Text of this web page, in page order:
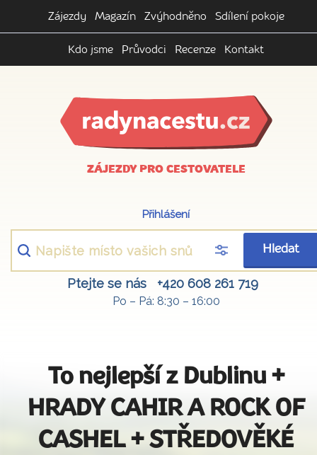
Zájezdy Magazín Zvýhodněno Sdílení pokoje
Kdo jsme Průvodci Recenze Kontakt
ZÁJEZDY PRO CESTOVATELE
Přihlášení
Hledat
Ptejte se nás +420 608 261 719
Po – Pá: 8:30 – 16:00
To nejlepší z Dublinu +
HRADY CAHIR A ROCK OF
CASHEL + STŘEDOVĚKÉ